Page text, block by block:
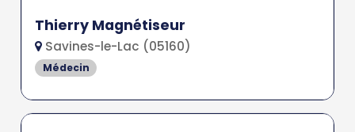
Thierry Magnétiseur
Savines-le-Lac (05160)
Médecin